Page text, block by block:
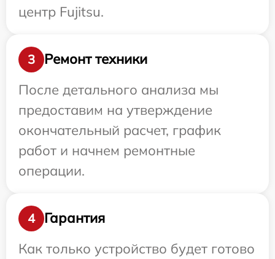
центр Fujitsu.
3
Ремонт техники
После детального анализа мы
предоставим на утверждение
окончательный расчет, график
работ и начнем ремонтные
операции.
4
Гарантия
Как только устройство будет готово